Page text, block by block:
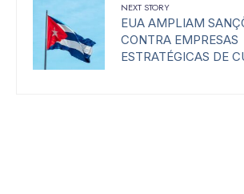
NEXT STORY
EUA AMPLIAM
CONTRA EMPRESAS
ESTRATÉGICAS DE